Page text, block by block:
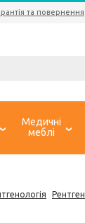
та повернення
Медичні
меблі